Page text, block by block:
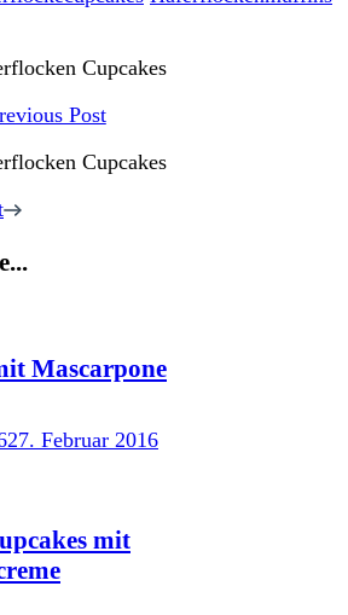
Post
Mascarpone
27. Februar 2016
mit